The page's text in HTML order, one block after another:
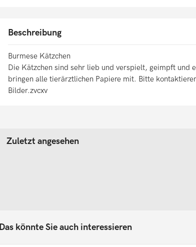
Beschreibung
Burmese Kätzchen
Die Kätzchen sind sehr lieb und verspielt, geimpft und
bringen alle tierärztlichen Papiere mit. Bitte
Bilder.zvcxv
Zuletzt angesehen
Das könnte Sie auch interessieren